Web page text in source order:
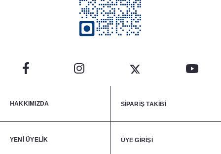
HAKKIMIZDA SİPARİŞ TAKİBİ
YENİ ÜYELİK ÜYE GİRİŞİ